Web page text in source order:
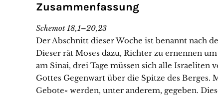
Zusammenfassung
Schemot 18,1–20,23
Der Abschnitt dieser Woche ist benannt nach
Dieser rät Moses dazu, Richter zu ernennen
am Sinai, drei Tage müssen sich alle Israeliten
Gottes Gegenwart über die Spitze des Berges.
Gebote« werden, unter anderem, gegeben.